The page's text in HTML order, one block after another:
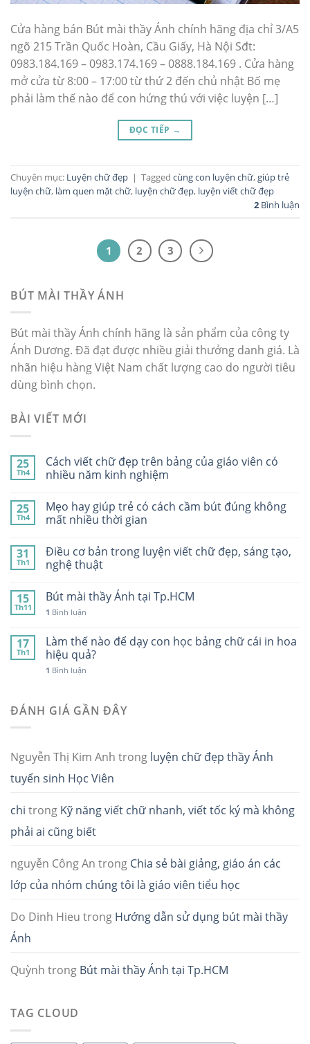
Cửa hàng bán Bút mài thầy Ánh chính hãng địa chỉ 3/A5
ngõ 215 Trần Quốc Hoàn, Cầu Giấy, Hà Nội Sđt:
0983.184.169 – 0983.174.169 – 0888.184.169 . Cửa hàng
mở cửa từ 8:00 – 17:00 từ thứ 2 đến chủ nhật Bố mẹ
phải làm thế nào để con hứng thú với việc luyện […]
ĐỌC TIẾP →
Chuyên mục: Luyện chữ đẹp | Tagged cùng con luyện chữ,giúp trẻ
luyện chữ, làm quen mặt chữ, luyện chữ đẹp, luyện viết chữ đẹp
2 Bình luận
1 2 3
BÚT MÀI THẦY ÁNH
Bút mài thầy Ánh chính hãng là sản phẩm của công ty
Ánh Dương. Đã đạt được nhiều giải thưởng danh giá. Là
nhãn hiệu hàng Việt Nam chất lượng cao do người tiêu
dùng bình chọn.
BÀI VIẾT MỚI
25
Th4
Cách viết chữ đẹp trên bảng của giáo viên có
nhiều năm kinh nghiệm
25
Th4
Mẹo hay giúp trẻ có cách cầm bút đúng không
mất nhiều thời gian
31
Th1
Điều cơ bản trong luyện viết chữ đẹp, sáng tạo,
nghệ thuật
15
Th11
Bút mài thầy Ánh tại Tp.HCM
1 Bình luận
17
Th1
Làm thế nào để dạy con học bảng chữ cái in hoa
hiệu quả?
1 Bình luận
ĐÁNH GIÁ GẦN ĐÂY
Nguyễn Thị Kim Anh trong luyện chữ đẹp thầy Ánh
tuyển sinh Học Viên
chi trong Kỹ năng viết chữ nhanh, viết tốc ký mà không
phải ai cũng biết
nguyễn Công An trong Chia sẻ bài giảng, giáo án các
lớp của nhóm chúng tôi là giáo viên tiểu học
Do Dinh Hieu trong Hướng dẫn sử dụng bút mài thầy
Ánh
Quỳnh trong Bút mài thầy Ánh tại Tp.HCM
TAG CLOUD